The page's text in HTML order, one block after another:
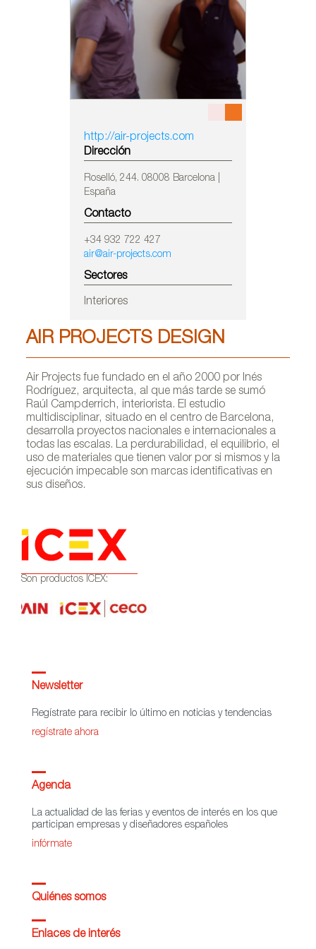
http://air-projects.com
Dirección
Roselló, 244. 08008 Barcelona |
España
Contacto
+34 932 722 427
air@air-projects.com
Sectores
Interiores
AIR PROJECTS DESIGN
Air Projects fue fundado en el año 2000 por Inés
Rodríguez, arquitecta, al que más tarde se sumó
Raúl Campderrich, interiorista. El estudio
multidisciplinar, situado en el centro de Barcelona,
desarrolla proyectos nacionales e internacionales a
todas las escalas. La perdurabilidad, el equilibrio, el
uso de materiales que tienen valor por si mismos y la
ejecución impecable son marcas identificativas en
sus diseños.
Son productos ICEX:
Newsletter
Regístrate para recibir lo último en noticias y tendencias
regístrate ahora
Agenda
La actualidad de las ferias y eventos de interés en los que
participan empresas y diseñadores españoles
infórmate
Quiénes somos
Enlaces de interés